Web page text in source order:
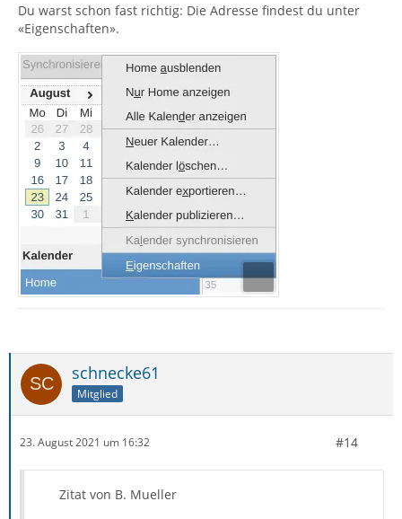
Du warst schon fast richtig: Die Adresse findest du unter
«Eigenschaften».
schnecke61
Mitglied
23. August 2021 um 16:32 #14
Zitat von B. Mueller